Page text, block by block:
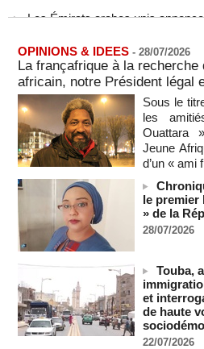
Les Émirats arabes unis
leurs navires avec un missile dans
Le bilan des décès liés à la «
Ceuta s'élève désormais à 14
marocaine :
08/08/2026 -
Sénégal - Une revue de presse
08/08/2026 -MOMO ALADJI
SENEGAL - Les Unes de la
2026
08/08/2026 - MOMO ALADJI
A Ceuta, les enfants migrants
maltraitance et d'exploitation,
07/08/2026 -
Les Bourses mondiales touchent
l'emploi américain
07/08/2026 -
"Construction de la Grande Côte
Alassane Ouattara appelle à la
OPINIONS & IDEES - 28/07/2026
La françafrique à la recherche
africain, notre Président légal
Sous le
les
Ouattara
Jeune
d’un « ami
le premier
» de la
28/07/2026
Touba,
et
de haute
22/07/2026